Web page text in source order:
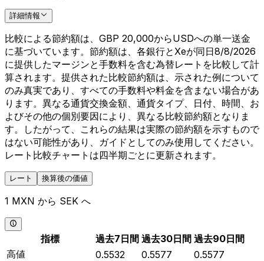
詳細情報
比較による節約額は、GBP 20,000からUSDへの単一送金
に基づいています。節約額は、各銀行とXeが同日8/8/2026
に提供したマージンと手数料を含む為替レートを比較して計
算されます。提供された比較節約額は、示された例について
のみ真実であり、すべての手数料や料金を含まない場合があ
ります。異なる通貨交換金額、通貨タイプ、日付、時間、お
よびその他の個別要因により、異なる比較節約額となりま
す。したがって、これらの結果は実際の節約額を示すもので
はない可能性があり、ガイドとしてのみ使用してください。
レート比較チャートは四半期ごとに更新されます。
レート 換算後の価値
1 MXN から SEK へ
指標 過去7日間 過去30日間 過去90日間
高値
0.5532 0.5577
0.5577